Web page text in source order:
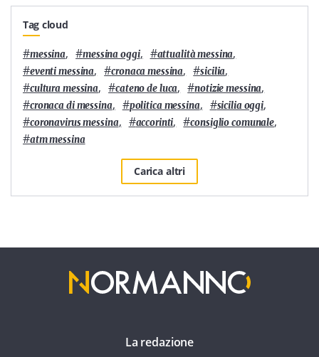
Tag cloud
#messina, #messina oggi, #attualità messina,
#eventi messina, #cronaca messina, #sicilia,
#cultura messina, #cateno de luca, #notizie messina,
#cronaca di messina, #politica messina, #sicilia oggi,
#coronavirus messina, #accorinti, #consiglio comunale,
#atm messina
Carica altri
La redazione